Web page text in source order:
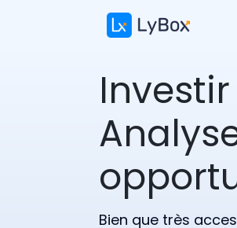
Bien que très